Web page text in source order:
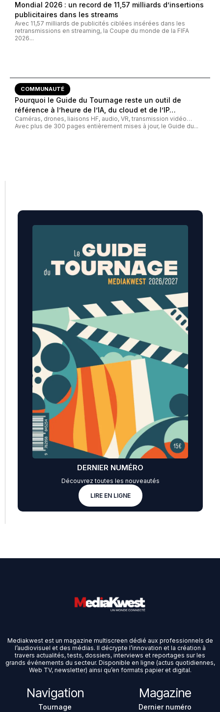
Mondial 2026 : un record de 11,57 milliards d’insertions
publicitaires dans les streams
Avec 11,57 milliards de publicités ciblées insérées dans les
retransmissions en streaming, la Coupe du monde de la FIFA
2026...
COMMUNAUTÉ
Pourquoi le Guide du Tournage reste un outil de
référence à l’heure de l’IA, du cloud et de l’IP…
Caméras, drones, liaisons HF, audio, VR, transmission vidéo…
Avec plus de 300 pages entièrement mises à jour, le Guide du...
DERNIER NUMÉRO
Découvrez toutes les nouveautés
LIRE EN LIGNE
Mediakwest est un magazine multiscreen dédié aux professionnels de
l’audiovisuel et des médias. Il décrypte l’innovation et la création à
travers actualités, tests, dossiers, interviews et reportages sur les
grands événements du secteur. Disponible en ligne (actus quotidiennes,
Web TV, newsletter) ainsi qu’en formats papier et digital.
Navigation
Tournage
Magazine
Dernier numéro